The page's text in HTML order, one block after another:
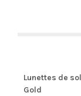
Lunettes de
Gold